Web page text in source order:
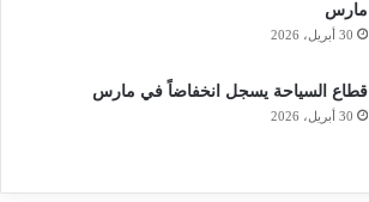
مارس
30 أبريل، 2026
قطاع السياحة يسجل انخفاضاً في مارس
30 أبريل، 2026